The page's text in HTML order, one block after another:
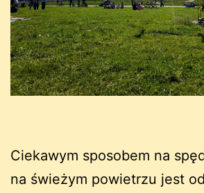
Ciekawym sposobem na
na świeżym powietrzu jest